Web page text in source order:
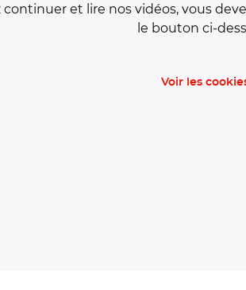
continuer et lire nos vidéos, vous
le bouton ci-
Voir les